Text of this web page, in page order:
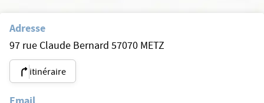
Adresse
97 rue Claude Bernard 57070 METZ
itinéraire